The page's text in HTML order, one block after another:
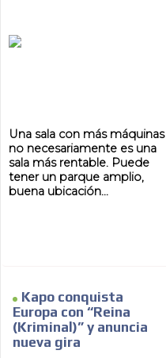
Una sala con más máquinas
no necesariamente es una
sala más rentable. Puede
tener un parque amplio,
buena ubicación...
Kapo conquista
Europa con “Reina
(Kriminal)” y anuncia
nueva gira